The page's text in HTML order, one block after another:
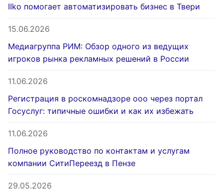
IIko помогает автоматизировать бизнес в Твери
15.06.2026
Медиагруппа РИМ: Обзор одного из ведущих
игроков рынка рекламных решений в России
11.06.2026
Регистрация в роскомнадзоре ооо через портал
Госуслуг: типичные ошибки и как их избежать
11.06.2026
Полное руководство по контактам и услугам
компании СитиПереезд в Пензе
29.05.2026